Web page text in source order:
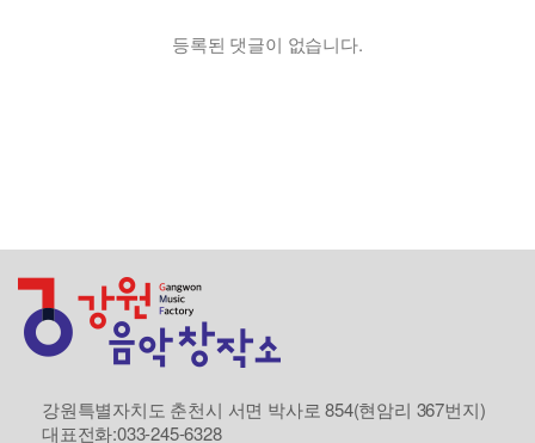
등록된 댓글이 없습니다.
강원특별자치도 춘천시 서면 박사로 854(현암리 367번지)
대표전화:033-245-6328